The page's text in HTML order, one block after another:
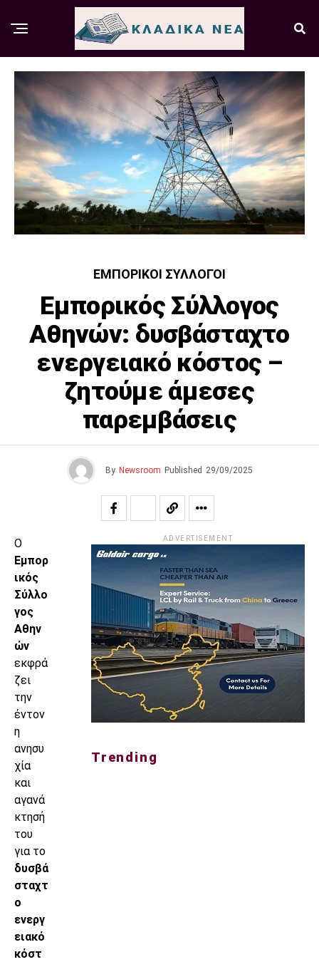
ΕΜΠΟΡΙΚΟΊ ΣΎΛΛΟΓΟΙ
Εμπορικός Σύλλογος
Αθηνών: δυσβάσταχτο
ενεργειακό κόστος –
ζητούμε άμεσες
παρεμβάσεις
By Newsroom Published 29/09/2025
Ο
Εμπορ
ικός
Σύλλο
γος
Αθην
ών
εκφρά
ζει
την
έντον
η
ανησυ
χία
και
αγανά
κτησή
του
για το
δυσβά
σταχτ
ο
ενεργ
ειακό
κόστ
ADVERTISEMENT
Trending